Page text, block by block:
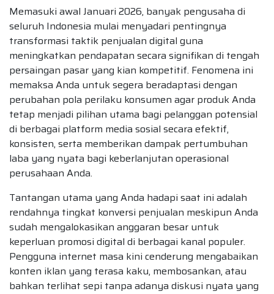
Memasuki awal Januari 2026, banyak pengusaha di
seluruh Indonesia mulai menyadari pentingnya
transformasi taktik penjualan digital guna
meningkatkan pendapatan secara signifikan di tengah
persaingan pasar yang kian kompetitif. Fenomena ini
memaksa Anda untuk segera beradaptasi dengan
perubahan pola perilaku konsumen agar produk Anda
tetap menjadi pilihan utama bagi pelanggan potensial
di berbagai platform media sosial secara efektif,
konsisten, serta memberikan dampak pertumbuhan
laba yang nyata bagi keberlanjutan operasional
perusahaan Anda.
Tantangan utama yang Anda hadapi saat ini adalah
rendahnya tingkat konversi penjualan meskipun Anda
sudah mengalokasikan anggaran besar untuk
keperluan promosi digital di berbagai kanal populer.
Pengguna internet masa kini cenderung mengabaikan
konten iklan yang terasa kaku, membosankan, atau
bahkan terlihat sepi tanpa adanya diskusi nyata yang